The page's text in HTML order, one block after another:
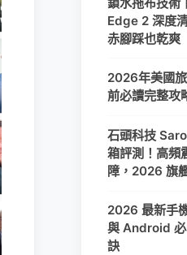
Edge 2 深度
赤腳踩也乾爽
2026年美國
前必讀完整攻
石頭科技
箱評測！高頻
障，2026 旗
2026 最新手
與 Android 必
訣